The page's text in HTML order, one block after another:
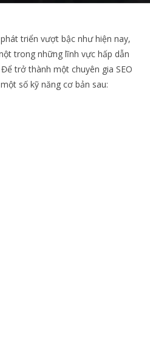
triển vượt bậc như hiện nay,
trong những lĩnh vực hấp dẫn
trở thành một chuyên gia SEO
số kỹ năng cơ bản sau: